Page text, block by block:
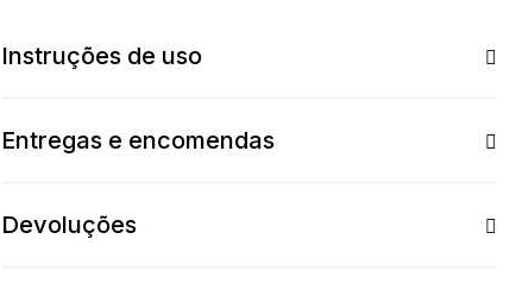
Instruções de uso
Entregas e encomendas
Devoluções